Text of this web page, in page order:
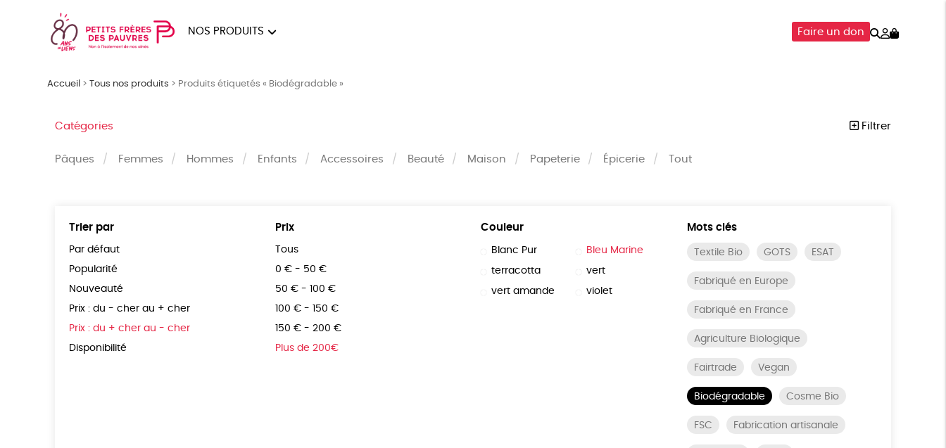
NOS PRODUITS Faire un don Rechercher
Mon
Accueil >Tous nos produits > Produits étiquetés « Biodégradable »
Catégories Filtrer
Pâques Femmes Hommes Enfants Accessoires Beauté Maison Papeterie Épicerie Tout
Trier par
Par défaut
Popularité
Nouveauté
Prix : du - cher au + cher
Prix : du + cher au - cher
Disponibilité
Prix
Tous
0 € - 50 €
50 € - 100 €
100 € - 150 €
150 € - 200 €
Plus de 200€
Couleur
Blanc Pur Bleu Marine
terracotta vert
vert amande violet
Mots clés
Textile Bio GOTS ESAT
Fabriqué en Europe
Fabriqué en France
Agriculture Biologique
Fairtrade Vegan
Biodégradable Cosme Bio
FSC Fabrication artisanale